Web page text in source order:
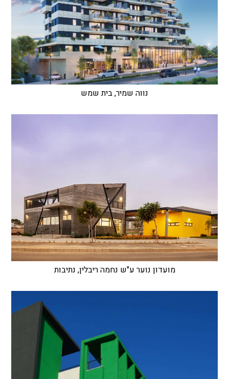
נווה שמיר, בית שמש
מועדון נוער ע"ש נחמה ריבלין, נתיבות